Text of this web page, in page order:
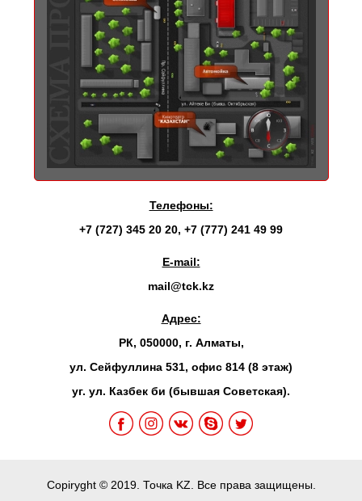
Телефоны:
+7 (727) 345 20 20, +7 (777) 241 49 99
E-mail:
mail@tck.kz
Адрес:
РК, 050000, г. Алматы,
ул. Сейфуллина 531, офис 814 (8 этаж)
уг. ул. Казбек би (бывшая Советская).
Copiryght © 2019. Точка KZ. Все права защищены.